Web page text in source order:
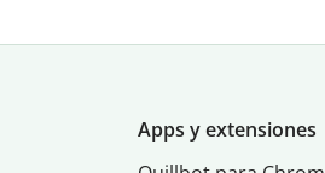
Apps y extensiones